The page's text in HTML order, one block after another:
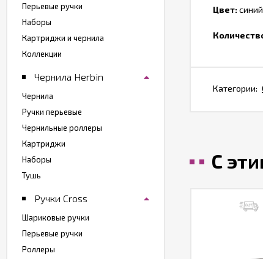
Цвет:синий
Категории:
С
Перьевые ручки
Наборы
Картриджи и чернила
Коллекции
Чернила Herbin
Чернила
Ручки перьевые
Чернильные роллеры
Картриджи
Наборы
Тушь
Ручки Cross
Шариковые ручки
Перьевые ручки
Роллеры